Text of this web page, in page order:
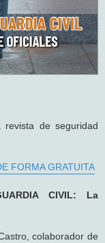
de seguridad
FORMA GRATUITA
CIVIL: La
colaborador de